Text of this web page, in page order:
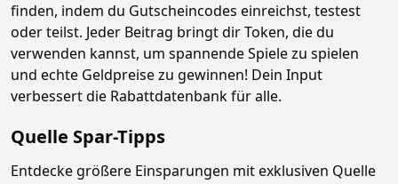
finden, indem du Gutscheincodes einreichst, testest
oder teilst. Jeder Beitrag bringt dir Token, die du
verwenden kannst, um spannende Spiele zu spielen
und echte Geldpreise zu gewinnen! Dein Input
verbessert die Rabattdatenbank für alle.
Quelle Spar-Tipps
Entdecke größere Einsparungen mit exklusiven Quelle